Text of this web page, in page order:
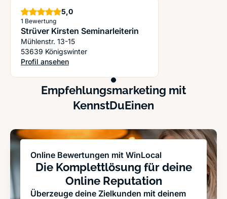
5,0Sterne
1 Bewertung
Strüver Kirsten Seminarleiterin
Mühlenstr. 13-15
53639 Königswinter
Profil ansehen
: Strüver Kirsten Seminarleiterin
Empfehlungsmarketing mit
KennstDuEinen
Online Bewertungen mit WinLocal
Die Komplettlösung für deine
Online Reputation
Überzeuge deine Zielkunden mit deinem